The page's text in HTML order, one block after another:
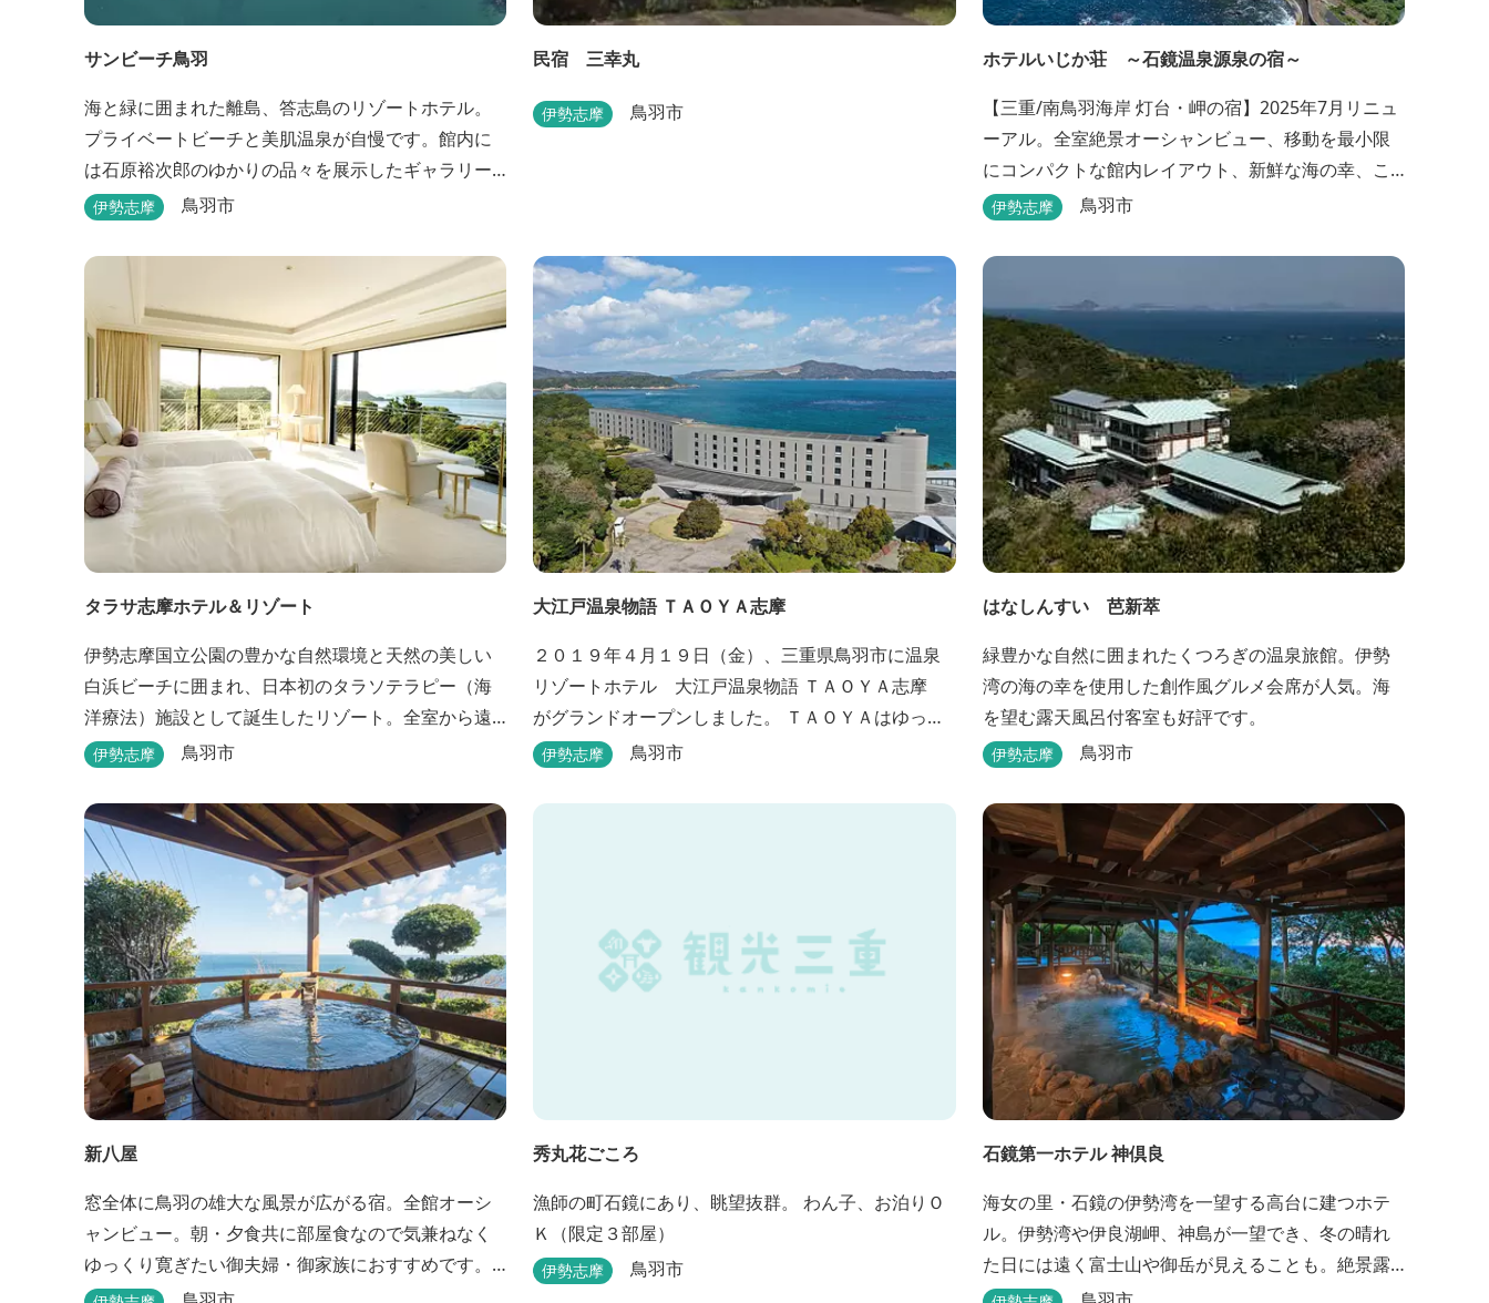
サンビーチ鳥羽
海と緑に囲まれた離島、答志島のリゾートホテル。
プライベートビーチと美肌温泉が自慢です。館内に
は石原裕次郎のゆかりの品々を展示したギャラリー
もあります。
伊勢志摩 鳥羽市
民宿 三幸丸
伊勢志摩 鳥羽市
ホテルいじか荘 ～石鏡温泉源泉の宿～
【三重/南鳥羽海岸 灯台・岬の宿】2025年7月リニュ
ーアル。全室絶景オーシャンビュー、移動を最小限
にコンパクトな館内レイアウト、新鮮な海の幸、こ
んこんと湧きでる天然温泉源泉、展望デッキ〜いじ
ル。
伊勢志摩 鳥羽市
タラサ志摩ホテル＆リゾート
伊勢志摩国立公園の豊かな自然環境と天然の美しい
白浜ビーチに囲まれ、日本初のタラソテラピー（海
洋療法）施設として誕生したリゾート。全室から遠
浅で穏やかな伊勢湾を眺めることができ、リラック
の前の海からきれいな海水を引き込み、24時間以内
に新鮮な状態で使用するタラソテラピーや、季節の
海の幸を楽しめるフレンチと日本料理が堪能できま
す。
伊勢志摩 鳥羽市
大江戸温泉物語 ＴＡＯＹＡ志摩
２０１９年４月１９日（金）、三重県鳥羽市に温泉
リゾートホテル 大江戸温泉物語 ＴＡＯＹＡ志摩
がグランドオープンしました。 ＴＡＯＹＡはゆった
りとたおやかにお過ごしいただけるホテルを目指
た。 目の前は太平洋に注ぐ伊勢湾の海の風景が広が
伊勢志摩 鳥羽市
はなしんすい 芭新萃
緑豊かな自然に囲まれたくつろぎの温泉旅館。伊勢
湾の海の幸を使用した創作風グルメ会席が人気。海
を望む露天風呂付客室も好評です。
伊勢志摩 鳥羽市
新八屋
窓全体に鳥羽の雄大な風景が広がる宿。全館オーシ
ャンビュー。朝・夕食共に部屋食なので気兼ねなく
ゆっくり寛ぎたい御夫婦・御家族におすすめです。
露天の湯船から眺める満天の星や、薄紫ら染まる朝
秀丸花ごころ
漁師の町石鏡にあり、眺望抜群。 わん子、お泊りＯ
Ｋ（限定３部屋）
伊勢志摩 鳥羽市
石鏡第一ホテル 神倶良
海女の里・石鏡の伊勢湾を一望する高台に建つホテ
ル。伊勢湾や伊良湖岬、神島が一望でき、冬の晴れ
た日には遠く富士山や御岳が見えることも。絶景露
天風呂と貸切家族風呂が大好評です。 伊勢志摩の新